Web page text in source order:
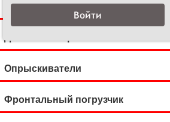
Культиваторы сплошной
Опрыскиватели
Фронтальный погрузчик